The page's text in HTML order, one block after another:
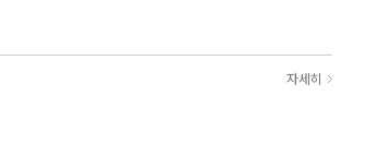
자세히